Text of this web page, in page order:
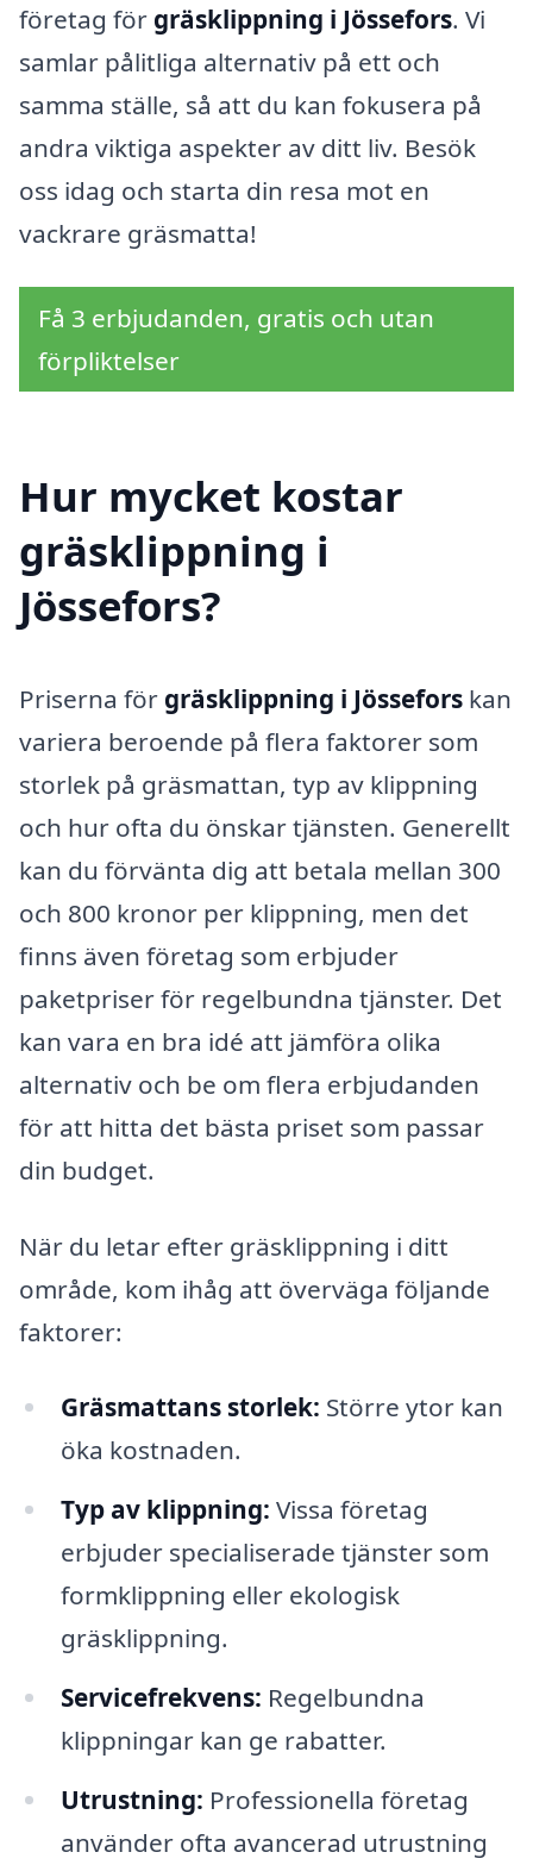
företag för gräsklippning i Jössefors. Vi
samlar pålitliga alternativ på ett och
samma ställe, så att du kan fokusera på
andra viktiga aspekter av ditt liv. Besök
oss idag och starta din resa mot en
vackrare gräsmatta!
Få 3 erbjudanden, gratis och utan
förpliktelser
Hur mycket kostar
gräsklippning i
Jössefors?
Priserna för gräsklippning i Jössefors kan
variera beroende på flera faktorer som
storlek på gräsmattan, typ av klippning
och hur ofta du önskar tjänsten. Generellt
kan du förvänta dig att betala mellan 300
och 800 kronor per klippning, men det
finns även företag som erbjuder
paketpriser för regelbundna tjänster. Det
kan vara en bra idé att jämföra olika
alternativ och be om flera erbjudanden
för att hitta det bästa priset som passar
din budget.
När du letar efter gräsklippning i ditt
område, kom ihåg att överväga följande
faktorer:
Gräsmattans storlek: Större ytor kan
öka kostnaden.
Typ av klippning: Vissa företag
erbjuder specialiserade tjänster som
formklippning eller ekologisk
gräsklippning.
Servicefrekvens: Regelbundna
klippningar kan ge rabatter.
Utrustning: Professionella företag
använder ofta avancerad utrustning